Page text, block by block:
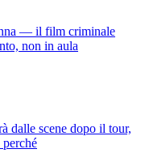
— il film criminale
non in aula
dalle scene dopo il tour,